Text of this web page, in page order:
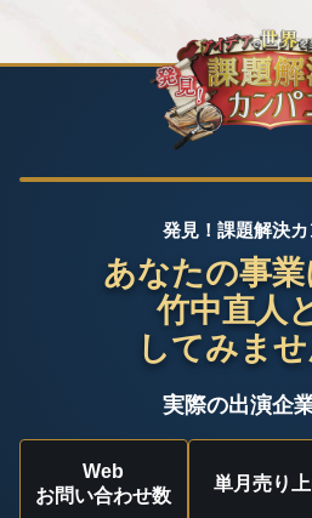
発見！課題解決
あなたの事
竹中直人
してみま
実際の出演企
Web
お問い合わせ数
単月売り